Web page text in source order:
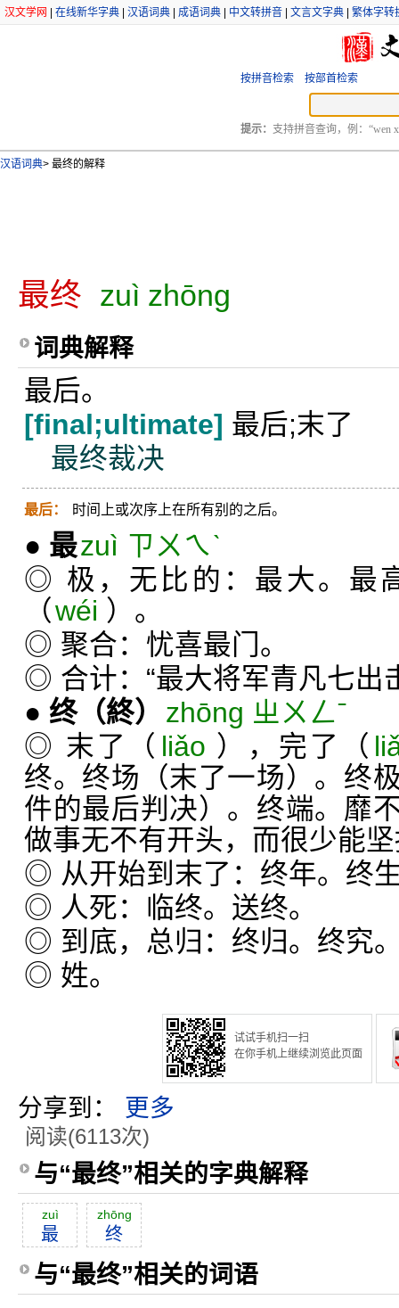
汉文学网 在线新华字典 汉语词典 成语词典 中文转拼音 文言文字典 繁体字转
按拼音检索 按部首检索
提示： 支持拼音查询，例：“wen
汉语词典> 最终的解释
最终 zuì zhōng
词典解释
最后。
[final;ultimate] 最后;末了
最终裁决
最后： 时间上或次序上在所有别的之后。
● 最zuì ㄗㄨㄟˋ
◎ 极，无比的：最大。最
（wéi ）。
◎ 聚合：忧喜最门。
◎ 合计：“最大将军青凡七出
● 终（終）
zhōng ㄓㄨㄥˉ
◎ 末了（ liǎo ），完了（
终。终场（末了一场）。终
件的最后判决）。终端。靡
做事无不有开头，而很少能
◎ 从开始到末了：终年。终
◎ 人死：临终。送终。
◎ 到底，总归：终归。终究
◎ 姓。
试试手机扫一扫
在你手机上继续浏览此页面
分享到： 更多
阅读(6113次)
与“最终”相关的字典解释
zuì
最
zhōng
终
与“最终”相关的词语